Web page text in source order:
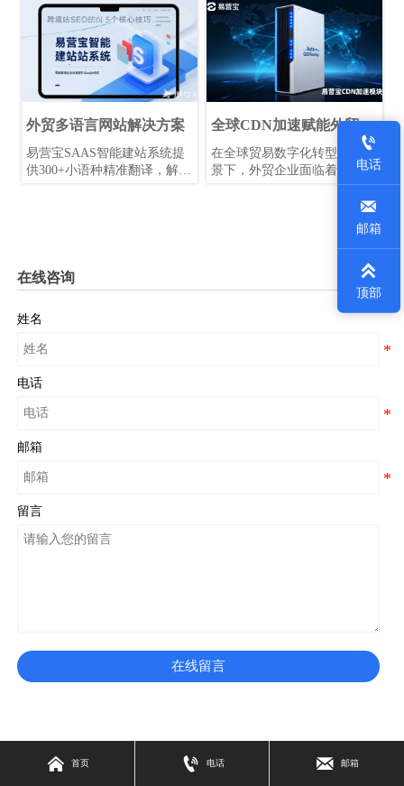
术，一键生成多语言网站，实
现外贸独立站智能本地化，提
升全球市场竞争力。
节点，为外贸企业提供高速稳
定的多语言独立站部署方案，
确保全球用户秒开网页，提升
转化率并降低运维成本。
外贸多语言网站解决方案
易营宝SAAS智能建站系统提
供300+小语种精准翻译，解决
全球CDN加速赋能外贸
B2B建站
在全球贸易数字化转型的大背
景下，外贸企业面临着跨国网
（GEO）差异的双重挑战。易
营宝推出的“全球CDN加速赋
能外贸B2B建站”方案，不仅
术，更是结合了搜索引擎优化
（SEO）与GEO的系统工程。
通过在全球建立多中心边缘节
在线咨询
姓名
电话
邮箱
留言
在线留言
 首页  电话  邮箱

电话

邮箱

顶部